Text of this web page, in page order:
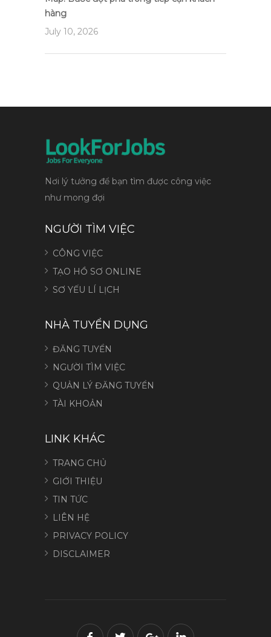
hàng
July 10, 2026
Nơi lý tưởng để bạn tìm được công việc
như mong đợi
NGƯỜI TÌM VIỆC
CÔNG VIỆC
TẠO HỒ SƠ ONLINE
SƠ YẾU LÍ LỊCH
NHÀ TUYỂN DỤNG
ĐĂNG TUYỂN
NGƯỜI TÌM VIỆC
QUẢN LÝ ĐĂNG TUYỂN
TÀI KHOẢN
LINK KHÁC
TRANG CHỦ
GIỚI THIỆU
TIN TỨC
LIÊN HỆ
PRIVACY POLICY
DISCLAIMER